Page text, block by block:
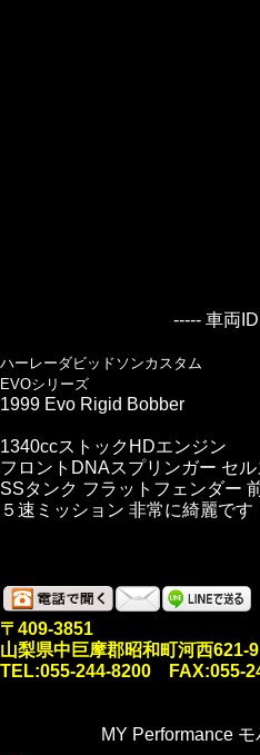
----- 車両
ハーレーダビッドソンカスタム
EVOシリーズ
1999 Evo Rigid Bobber
1340ccストックHDエンジン
フロントDNAスプリンガー セ
SSタンク フラットフェンダー
５速ミッション 非常に綺麗です
〒409-3851
山梨県中巨摩郡昭和町河西621-9
TEL:055-244-8200 FAX:055-
MY Performance